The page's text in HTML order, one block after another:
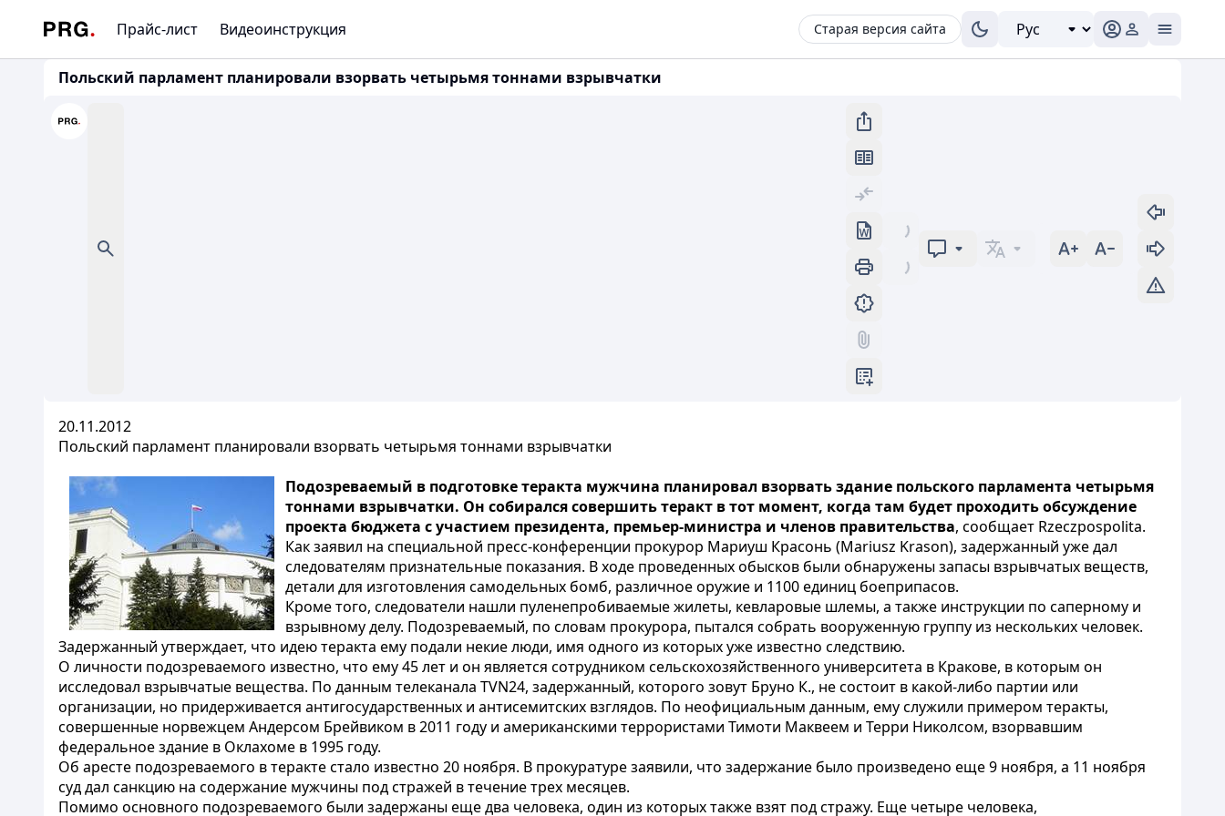
Прайс-лист Видеоинструкция Старая версия сайта
Польский парламент планировали взорвать четырьмя тоннами взрывчатки
20.11.2012
Польский парламент планировали взорвать четырьмя тоннами взрывчатки
Подозреваемый в подготовке теракта мужчина планировал взорвать здание польского парламента четырьмя
тоннами взрывчатки. Он собирался совершить теракт в тот момент, когда там будет проходить обсуждение
проекта бюджета с участием президента, премьер-министра и членов правительства, сообщает Rzeczpospolita.
Как заявил на специальной пресс-конференции прокурор Мариуш Красонь (Mariusz Krason), задержанный уже дал
следователям признательные показания. В ходе проведенных обысков были обнаружены запасы взрывчатых веществ,
детали для изготовления самодельных бомб, различное оружие и 1100 единиц боеприпасов.
Кроме того, следователи нашли пуленепробиваемые жилеты, кевларовые шлемы, а также инструкции по саперному и
взрывному делу. Подозреваемый, по словам прокурора, пытался собрать вооруженную группу из нескольких человек.
Задержанный утверждает, что идею теракта ему подали некие люди, имя одного из которых уже известно следствию.
О личности подозреваемого известно, что ему 45 лет и он является сотрудником сельскохозяйственного университета в Кракове, в которым он
исследовал взрывчатые вещества. По данным телеканала TVN24, задержанный, которого зовут Бруно К., не состоит в какой-либо партии или
организации, но придерживается антигосударственных и антисемитских взглядов. По неофициальным данным, ему служили примером теракты,
совершенные норвежцем Андерсом Брейвиком в 2011 году и американскими террористами Тимоти Маквеем и Терри Николсом, взорвавшим
федеральное здание в Оклахоме в 1995 году.
Об аресте подозреваемого в теракте стало известно 20 ноября. В прокуратуре заявили, что задержание было произведено еще 9 ноября, а 11 ноября
суд дал санкцию на содержание мужчины под стражей в течение трех месяцев.
Помимо основного подозреваемого были задержаны еще два человека, один из которых также взят под стражу. Еще четыре человека,